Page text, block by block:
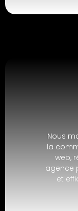
Nous
la
web,
agence
et